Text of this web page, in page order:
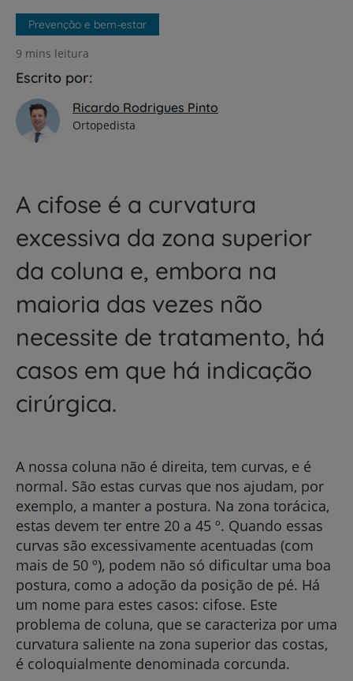
Prevenção e bem-estar
9 mins leitura
Escrito por:
Ricardo Rodrigues Pinto
Ortopedista
A cifose é a curvatura
excessiva da zona superior
da coluna e, embora na
maioria das vezes não
necessite de tratamento, há
casos em que há indicação
cirúrgica.
A nossa coluna não é direita, tem curvas, e é
normal. São estas curvas que nos ajudam, por
exemplo, a manter a postura. Na zona torácica,
estas devem ter entre 20 a 45 º. Quando essas
curvas são excessivamente acentuadas (com
mais de 50 º), podem não só dificultar uma boa
postura, como a adoção da posição de pé. Há
um nome para estes casos: cifose. Este
problema de coluna, que se caracteriza por uma
curvatura saliente na zona superior das costas,
é coloquialmente denominada corcunda.